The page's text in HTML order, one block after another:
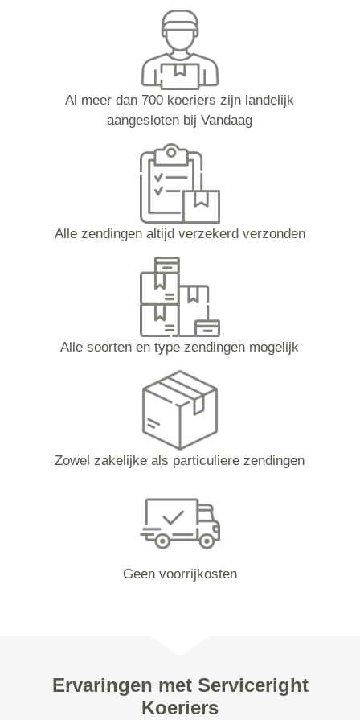
Al meer dan 700 koeriers zijn landelijk
aangesloten bij Vandaag
Alle zendingen altijd verzekerd verzonden
Alle soorten en type zendingen mogelijk
Zowel zakelijke als particuliere zendingen
Geen voorrijkosten
Ervaringen met Serviceright
Koeriers